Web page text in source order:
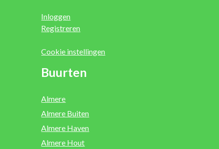
Inloggen
Registreren
Cookie instellingen
Buurten
Almere
Almere Buiten
Almere Haven
Almere Hout